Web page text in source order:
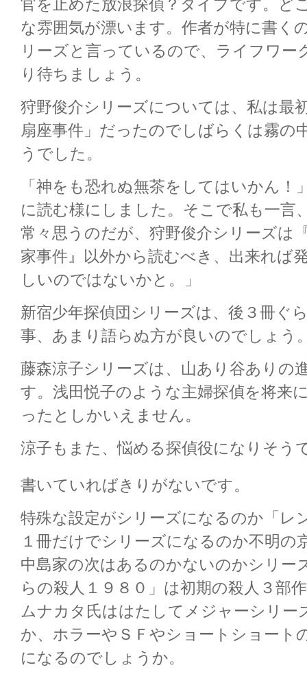
官を止めた放浪探偵？タイプです。ど
な雰囲気が漂います。作者が特に書く
リーズと言っているので、ライフワー
り待ちましょう。
狩野俊介シリーズについては、私は最
扇座事件」だったのでしばらくは霧の
うでした。
「神をも恐れぬ無茶をしてはいかん！
に読む様にしました。そこで私も一言
常々思うのだが、狩野俊介シリーズは
家事件』以外から読むべき、出来れば
しいのではないかと。」
新宿少年探偵団シリーズは、後３冊ぐ
事、あまり語らぬ方が良いのでしょう
藤森涼子シリーズは、山あり谷ありの
す。浅田悦子のような主婦探偵を将来
ったとしかいえません。
涼子もまた、悩める探偵役になりそう
書いていればきりがないです。
特殊な設定がシリーズになるのか「レ
１冊だけでシリーズになるのか不明の
中島家の次はあるのかないのかシリー
らの殺人１９８０」は初期の殺人３部
ムナカタ氏ははたしてメジャーシリー
か、ホラーやＳＦやショートショート
になるのでしょうか。